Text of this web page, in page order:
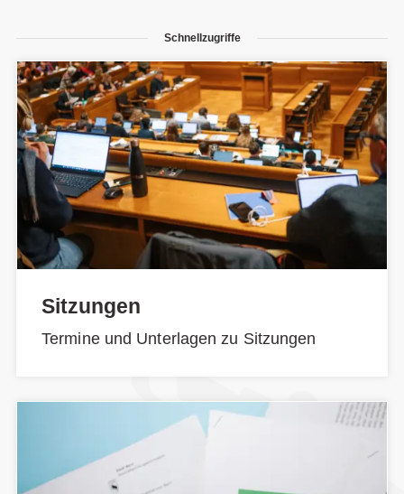
Schnellzugriffe
Sitzungen
Termine und Unterlagen zu Sitzungen